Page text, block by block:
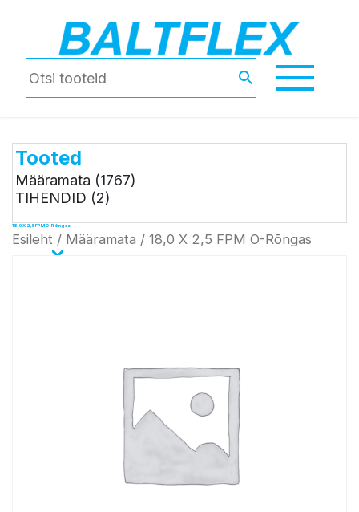
Tooted
Määramata (1767)
TIHENDID (2)
18,0 X 2,5 FPM O-Rõngas
Esileht / Määramata / 18,0 X 2,5 FPM O-Rõngas